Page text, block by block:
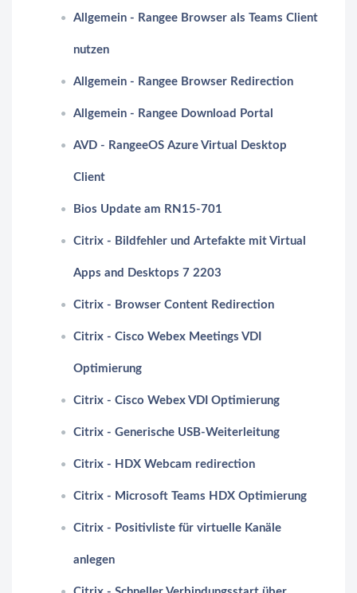
Allgemein - Rangee Browser als Teams Client
nutzen
Allgemein - Rangee Browser Redirection
Allgemein - Rangee Download Portal
AVD - RangeeOS Azure Virtual Desktop
Client
Bios Update am RN15-701
Citrix - Bildfehler und Artefakte mit Virtual
Apps and Desktops 7 2203
Citrix - Browser Content Redirection
Citrix - Cisco Webex Meetings VDI
Optimierung
Citrix - Cisco Webex VDI Optimierung
Citrix - Generische USB-Weiterleitung
Citrix - HDX Webcam redirection
Citrix - Microsoft Teams HDX Optimierung
Citrix - Positivliste für virtuelle Kanäle
anlegen